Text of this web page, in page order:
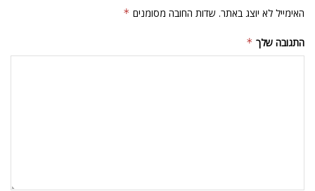
האימייל לא יוצג באתר. שדות החובה מסומנים *
התגובה שלך *